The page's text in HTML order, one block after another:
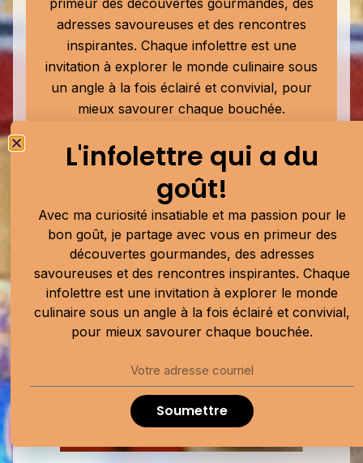
adresses savoureuses et des rencontres
inspirantes. Chaque infolettre est une
invitation à explorer le monde culinaire sous
un angle à la fois éclairé et convivial, pour
mieux savourer chaque bouchée.
Soumettre
Publicité
L'infolettre qui a du
goût!
Avec ma curiosité insatiable et ma passion pour le
bon goût, je partage avec vous en primeur des
découvertes gourmandes, des adresses
savoureuses et des rencontres inspirantes. Chaque
infolettre est une invitation à explorer le monde
culinaire sous un angle à la fois éclairé et convivial,
pour mieux savourer chaque bouchée.
Soumettre